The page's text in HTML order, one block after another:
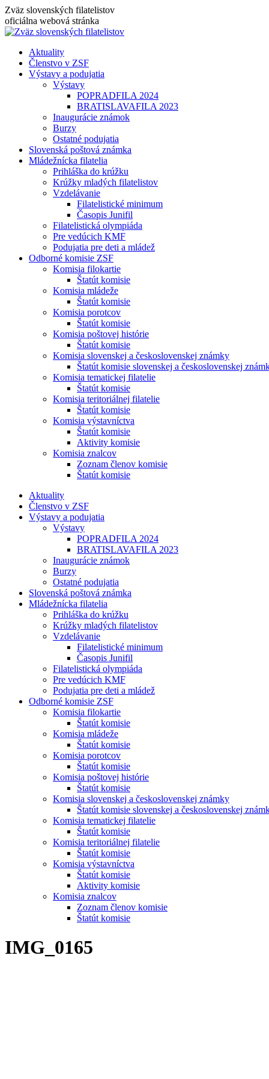
Skip
to
content
Zväz slovenských filatelistov
oficiálna webová stránka
Aktuality
Členstvo v ZSF
Výstavy a podujatia
Výstavy
POPRADFILA 2024
BRATISLAVAFILA 2023
Inaugurácie známok
Burzy
Ostatné podujatia
Slovenská poštová známka
Mládežnícka filatelia
Prihláška do krúžku
Krúžky mladých filatelistov
Vzdelávanie
Filatelistické minimum
Časopis Junifil
Filatelistická olympiáda
Pre vedúcich KMF
Podujatia pre deti a mládež
Odborné komisie ZSF
Komisia filokartie
Štatút komisie
Komisia mládeže
Štatút komisie
Komisia porotcov
Štatút komisie
Komisia poštovej histórie
Štatút komisie
Komisia slovenskej a československej známky
Štatút komisie slovenskej a československej
Komisia tematickej filatelie
Štatút komisie
Komisia teritoriálnej filatelie
Štatút komisie
Komisia výstavníctva
Štatút komisie
Aktivity komisie
Komisia znalcov
Zoznam členov komisie
Štatút komisie
Aktuality
Členstvo v ZSF
Výstavy a podujatia
Výstavy
POPRADFILA 2024
BRATISLAVAFILA 2023
Inaugurácie známok
Burzy
Ostatné podujatia
Slovenská poštová známka
Mládežnícka filatelia
Prihláška do krúžku
Krúžky mladých filatelistov
Vzdelávanie
Filatelistické minimum
Časopis Junifil
Filatelistická olympiáda
Pre vedúcich KMF
Podujatia pre deti a mládež
Odborné komisie ZSF
Komisia filokartie
Štatút komisie
Komisia mládeže
Štatút komisie
Komisia porotcov
Štatút komisie
Komisia poštovej histórie
Štatút komisie
Komisia slovenskej a československej známky
Štatút komisie slovenskej a československej
Komisia tematickej filatelie
Štatút komisie
Komisia teritoriálnej filatelie
Štatút komisie
Komisia výstavníctva
Štatút komisie
Aktivity komisie
Komisia znalcov
Zoznam členov komisie
Štatút komisie
IMG_0165